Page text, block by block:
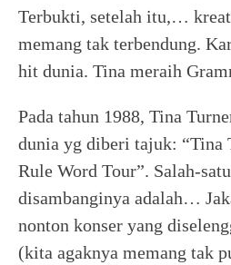
Terbukti, setelah itu,…
memang tak terbendung.
hit dunia. Tina meraih
Pada tahun 1988, Tina
dunia yg diberi tajuk: “Tina
Rule Word Tour”. Salah-
disambanginya adalah…
nonton konser yang
(kita agaknya memang tak